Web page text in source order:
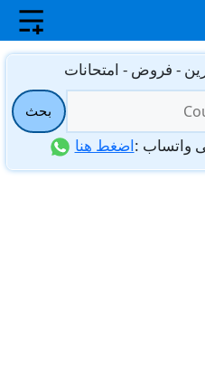
- فروض - امتحانات
بحث
واتساب :اضغط هنا